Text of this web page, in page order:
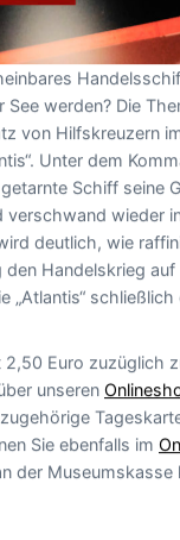
werden? Die
von Hilfskreuzern
Unter dem
Schiff seine
verschwand wieder
deutlich, wie
Handelskrieg auf
„Atlantis“ schließlich
2,50 Euro zuzüglich
unseren
Sie ebenfalls im
der Museumskasse